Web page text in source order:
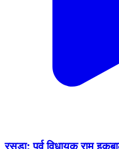
रसड़ा: पूर्व विधायक राम